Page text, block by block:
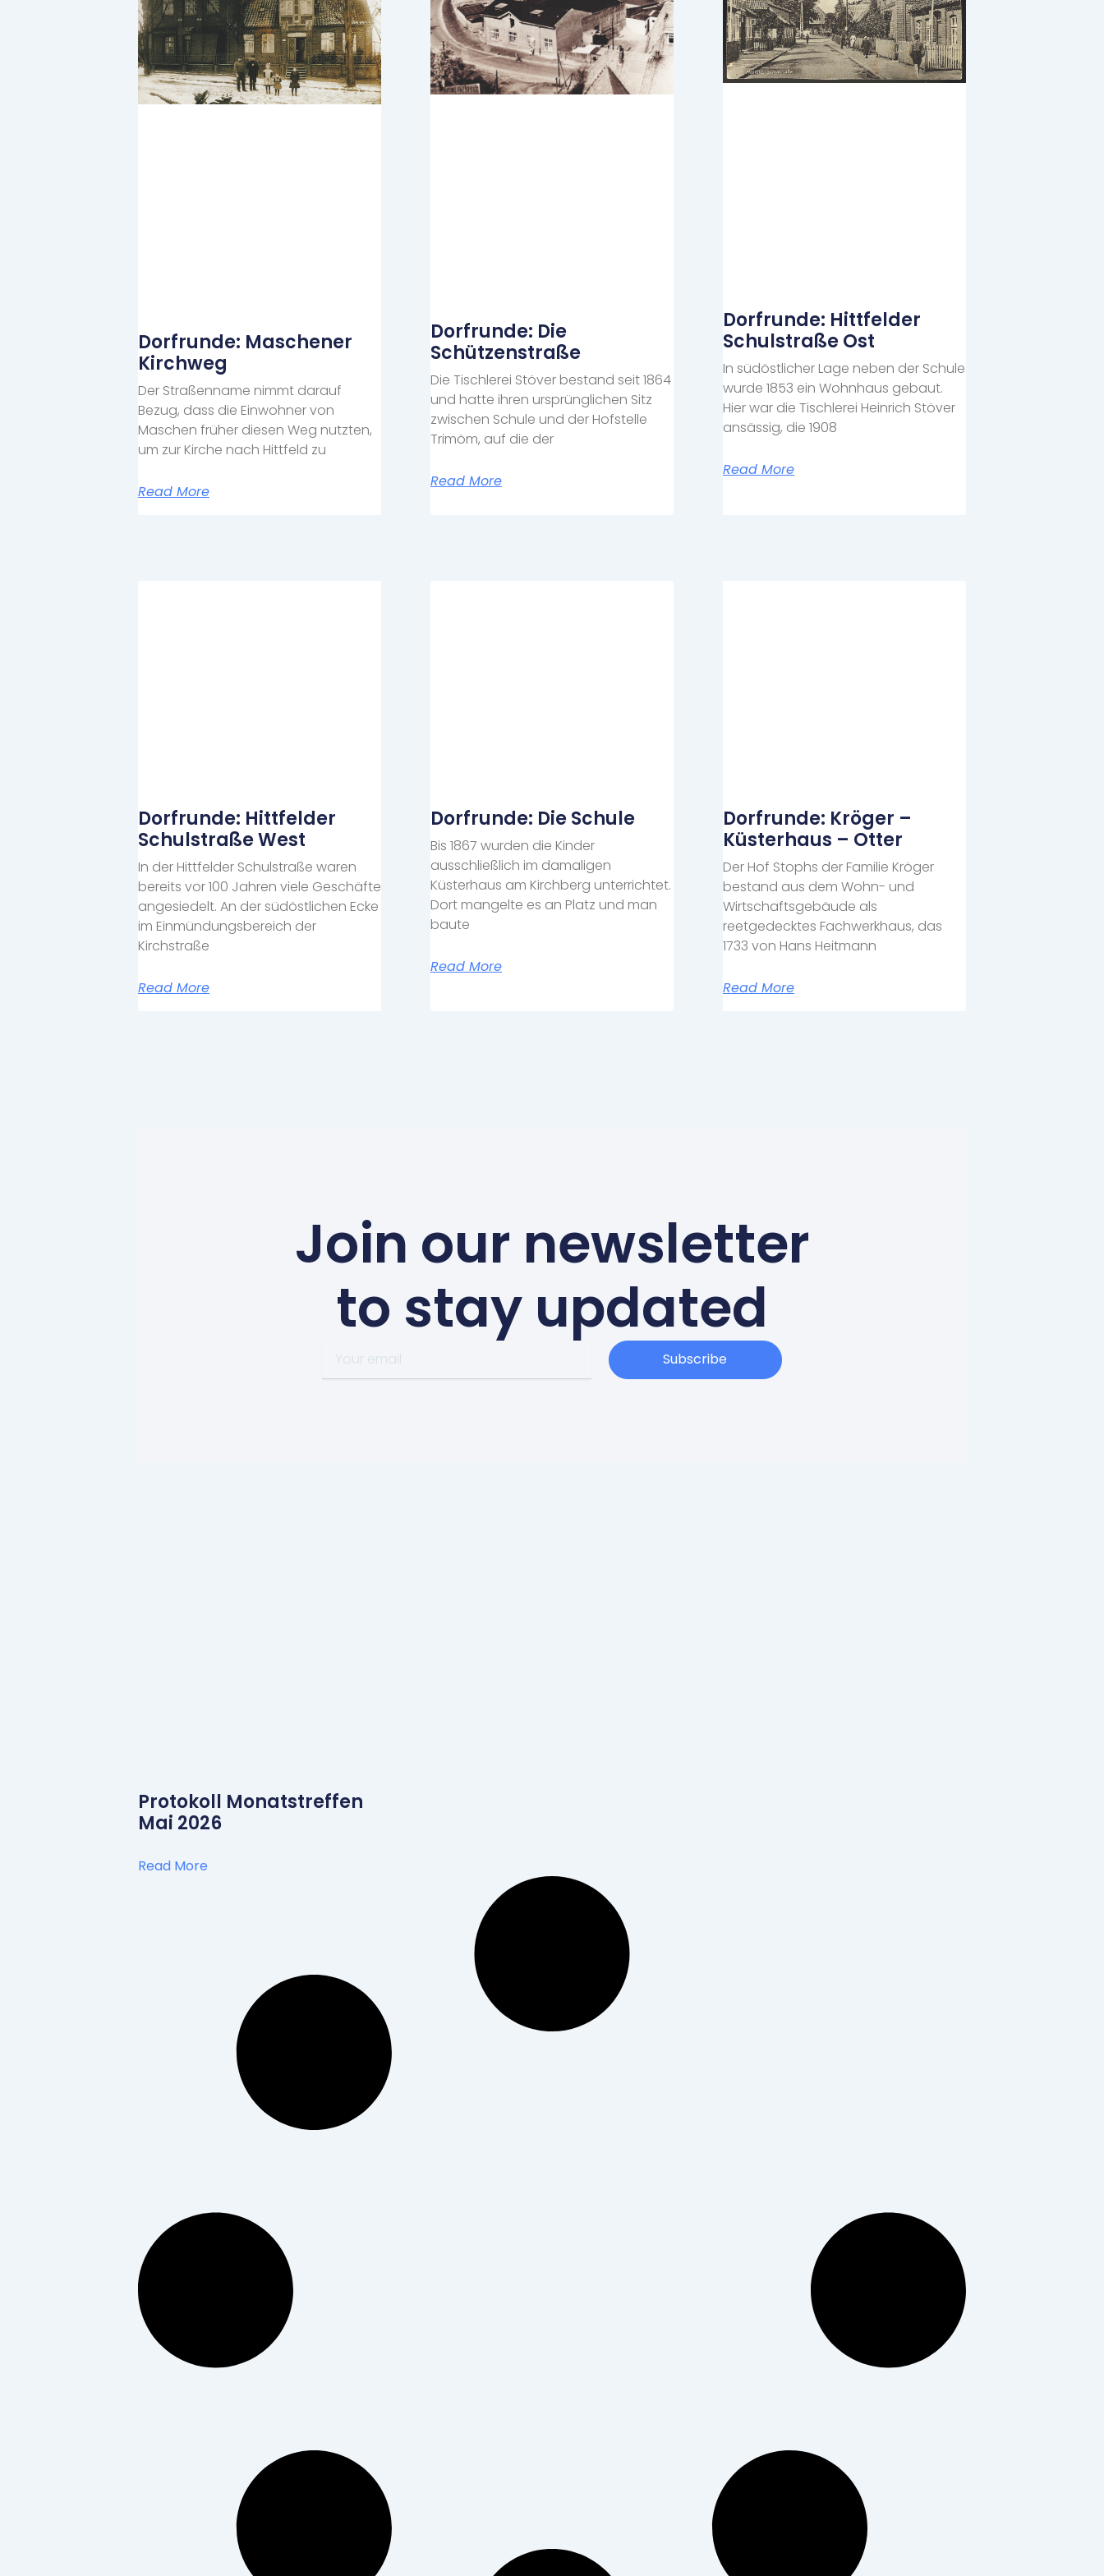
Dorfrunde: Maschener
Kirchweg
Der Straßenname nimmt darauf
Bezug, dass die Einwohner von
Maschen früher diesen Weg nutzten,
um zur Kirche nach Hittfeld zu
Read More
Dorfrunde: Die
Schützenstraße
Die Tischlerei Stöver bestand seit 1864
und hatte ihren ursprünglichen Sitz
zwischen Schule und der Hofstelle
Trimöm, auf die der
Read More
Dorfrunde: Hittfelder
Schulstraße Ost
In südöstlicher Lage neben der Schule
wurde 1853 ein Wohnhaus gebaut.
Hier war die Tischlerei Heinrich Stöver
ansässig, die 1908
Read More
Dorfrunde: Hittfelder
Schulstraße West
In der Hittfelder Schulstraße waren
bereits vor 100 Jahren viele Geschäfte
angesiedelt. An der südöstlichen Ecke
im Einmündungsbereich der
Kirchstraße
Read More
Dorfrunde: Die Schule
Bis 1867 wurden die Kinder
ausschließlich im damaligen
Küsterhaus am Kirchberg unterrichtet.
Dort mangelte es an Platz und man
baute
Read More
Dorfrunde: Kröger –
Küsterhaus – Otter
Der Hof Stophs der Familie Kröger
bestand aus dem Wohn- und
Wirtschaftsgebäude als
reetgedecktes Fachwerkhaus, das
1733 von Hans Heitmann
Read More
Join our newsletter
to stay updated
email
Subscribe
Protokoll Monatstreffen
Mai 2026
Read More